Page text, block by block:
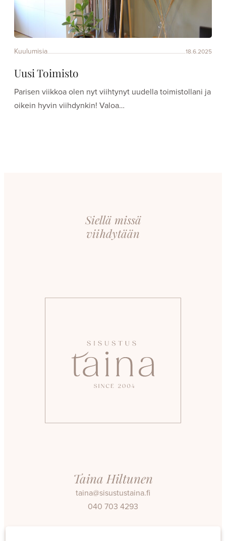
Kuulumisia 18.6.2025
Uusi Toimisto
Parisen viikkoa olen nyt viihtynyt uudella toimistollani ja
oikein hyvin viihdynkin! Valoa…
Siellä missä
viihdytään
Taina Hiltunen
taina@sisustustaina.fi
040 703 4293